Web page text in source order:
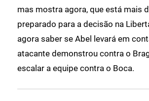
mas mostra agora, que está mais
preparado para a decisão na
agora saber se Abel levará em
atacante demonstrou contra o
escalar a equipe contra o Boca.